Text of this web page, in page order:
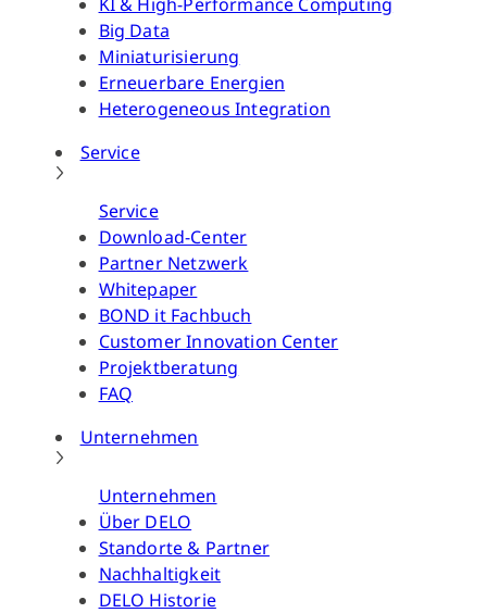
Big Data
Miniaturisierung
Erneuerbare Energien
Heterogeneous Integration
Service
Service
Download-Center
Partner Netzwerk
Whitepaper
BOND it Fachbuch
Customer Innovation Center
Projektberatung
FAQ
Unternehmen
Unternehmen
Über DELO
Standorte & Partner
Nachhaltigkeit
DELO Historie